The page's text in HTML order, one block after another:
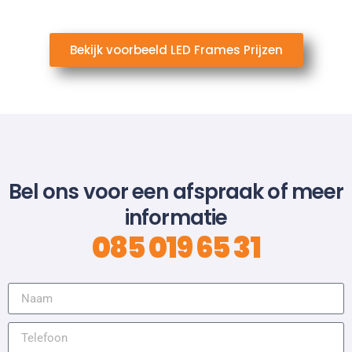
Bekijk voorbeeld LED Frames Prijzen
Bel ons voor een afspraak of meer
informatie
085 019 65 31